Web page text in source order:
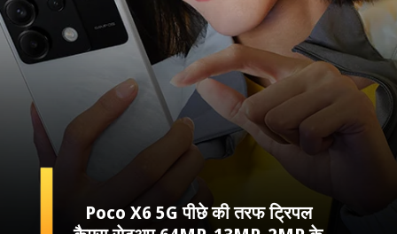
Poco X6 5G पीछे की तरफ ट्रिपल